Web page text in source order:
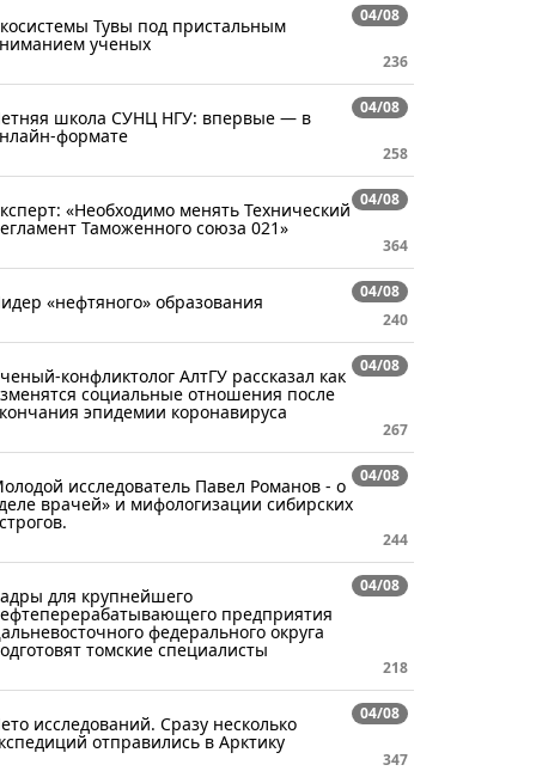
04/08
Тувы под пристальным
ученых
236
04/08
школа СУНЦ НГУ: впервые — в
формате
258
04/08
«Необходимо менять Технический
Таможенного союза 021»
364
04/08
«нефтяного» образования
240
04/08
конфликтолог АлтГУ рассказал как
социальные отношения после
эпидемии коронавируса
267
04/08
исследователь Павел Романов - о
врачей» и мифологизации сибирских
244
04/08
для крупнейшего
предприятия
федерального округа
томские специалисты
218
04/08
исследований. Сразу несколько
отправились в Арктику
347